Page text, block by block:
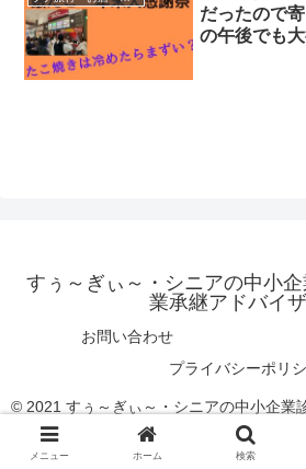
だったので
の午後でも
すぅ～ぎぃ～・シニアの中小
業承継アドバイ
お問い合わせ
プライバシーポリ
© 2021 すぅ～ぎぃ～・シニアの中小企業
ドバイザー.
メニュー ホーム 検索